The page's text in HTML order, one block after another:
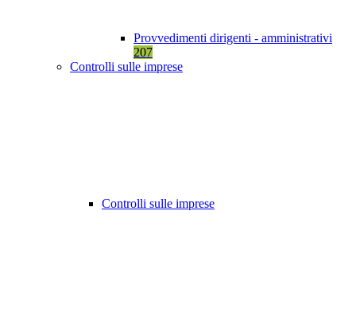
Provvedimenti dirigenti - amministrativi
207
Controlli sulle imprese
Controlli sulle imprese